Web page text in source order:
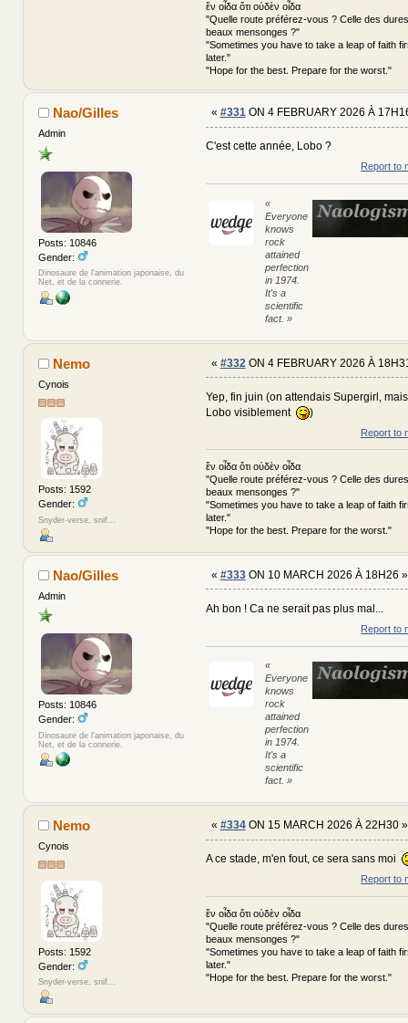
ἕν οἶδα ὅτι οὐδὲν οἶδα
"Quelle route préférez-vous ? Celle des
beaux mensonges ?"
"Sometimes you have to take a leap of faith
later."
"Hope for the best. Prepare for the worst."
Nao/Gilles
Admin
Posts: 10846
Gender:
Dinosaure de l'animation japonaise, du
Net, et de la connerie.
« #331ON 4 FEBRUARY 2026 À
C'est cette année, Lobo ?
Report to
«
Everyone
knows
rock
attained
perfection
in 1974.
It's a
scientific
fact. »
Nemo
Cynois
Posts: 1592
Gender:
Snyder-verse, snif...
« #332 ON 4 FEBRUARY 2026 À
Yep, fin juin (on attendais Supergirl,
Lobo visiblement
)
Report to
ἕν οἶδα ὅτι οὐδὲν οἶδα
"Quelle route préférez-vous ? Celle des
beaux mensonges ?"
"Sometimes you have to take a leap of faith
later."
"Hope for the best. Prepare for the worst."
Nao/Gilles
Admin
Posts: 10846
Gender:
Dinosaure de l'animation japonaise, du
Net, et de la connerie.
« #333ON 10 MARCH 2026 À 18H26 »
Ah bon ! Ca ne serait pas plus mal...
Report to
«
Everyone
knows
rock
attained
perfection
in 1974.
It's a
scientific
fact. »
Nemo
Cynois
Posts: 1592
Gender:
Snyder-verse, snif...
« #334ON 15 MARCH 2026 À 22H30 »
A ce stade, m'en fout, ce sera sans moi
Report to
ἕν οἶδα ὅτι οὐδὲν οἶδα
"Quelle route préférez-vous ? Celle des
beaux mensonges ?"
"Sometimes you have to take a leap of faith
later."
"Hope for the best. Prepare for the worst."